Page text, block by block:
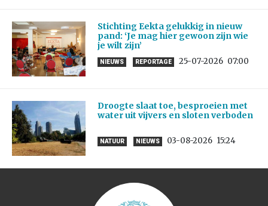
Stichting Eekta gelukkig in nieuw
pand: ‘Je mag hier gewoon zijn wie
je wilt zijn’
NIEUWS REPORTAGE 25-07-2026 07:00
Droogte slaat toe, besproeien met
water uit vijvers en sloten verboden
NATUUR NIEUWS 03-08-2026 15:24